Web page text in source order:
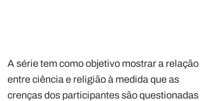
A série tem como objetivo mostrar a relação
entre ciência e religião à medida que as
crenças dos participantes são questionadas